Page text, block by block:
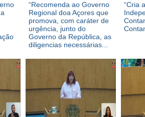
“Recomenda ao Governo
Regional doa Açores que
promova, com caráter de
urgência, junto do
Governo da República, as
diligencias necessárias...
“Cria